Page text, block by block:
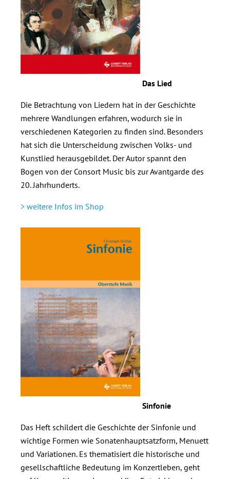
Das Lied
Die Betrachtung von Liedern hat in der Geschichte
mehrere Wandlungen erfahren, wodurch sie in
verschiedenen Kategorien zu finden sind. Besonders
hat sich die Unterscheidung zwischen Volks- und
Kunstlied herausgebildet. Der Autor spannt den
Bogen von der Consort Music bis zur Avantgarde des
20. Jahrhunderts.
> weitere Infos im Shop
Sinfonie
Das Heft schildert die Geschichte der Sinfonie und
wichtige Formen wie Sonatenhauptsatzform, Menuett
und Variationen. Es thematisiert die historische und
gesellschaftliche Bedeutung im Konzertleben, geht